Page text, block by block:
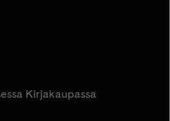
Kirjakaupassa